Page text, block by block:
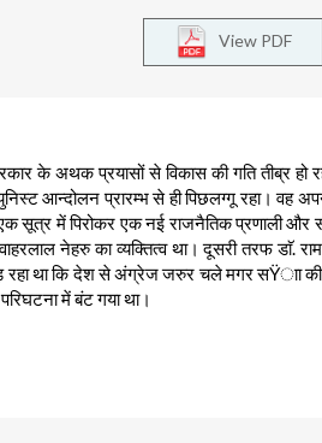
View PDF
के अथक प्रयासों से विकास की गति तीब्र हो
आन्दोलन प्रारम्भ से ही पिछलग्गू रहा। वह
एक सूत्र में पिरोकर एक नई राजनैतिक प्रणाली
नेहरु का व्यक्तित्व था। दूसरी तरफ डाॅ.
रहा था कि देश से अंग्रेज जरुर चले मगर सŸाा की
में बंट गया था।